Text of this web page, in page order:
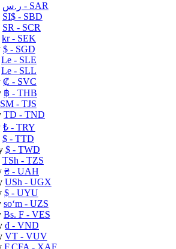
ر.س - SAR
SI$ - SBD
SR - SCR
kr- SEK
$ - SGD
Le - SLE
Le - SLL
₡ - SVC
฿ - THB
ЅМ - TJS
TD - TND
₺ - TRY
$ - TTD
$ - TWD
TSh - TZS
₴ - UAH
USh - UGX
$ - UYU
soʻm - UZS
Bs. F - VES
₫ - VND
VT - VUV
F.CFA - XAF